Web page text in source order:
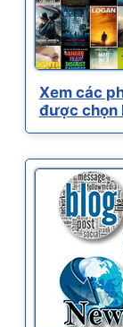
Xem các
được chọn